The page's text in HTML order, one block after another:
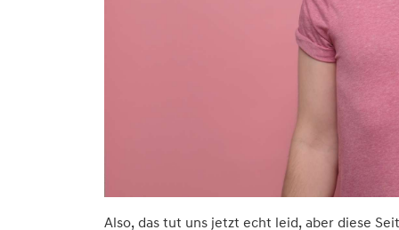
Also, das tut uns jetzt echt leid, aber diese